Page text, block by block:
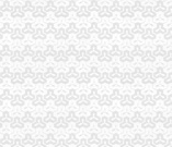
目-汇金网
_诉讼信息_财务信
闻中心_赢商网